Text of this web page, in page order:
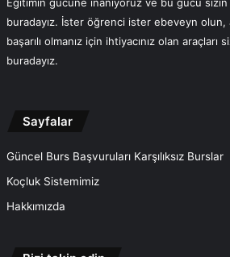
buradayız. İster öğrenci ister ebeveyn olun,
başarılı olmanız için ihtiyacınız olan araçları
buradayız.
Sayfalar
Güncel Burs Başvuruları Karşılıksız Burslar
Koçluk Sistemimiz
Hakkımızda